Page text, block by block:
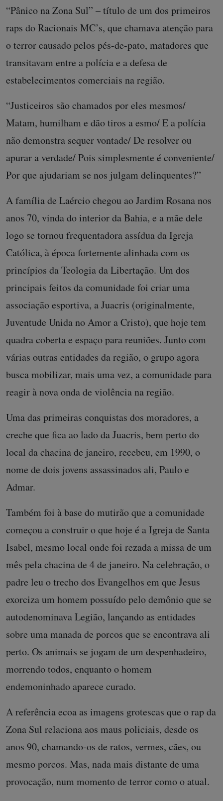
“Pânico na Zona Sul” – título de um dos primeiros
raps do Racionais MC’s, que chamava atenção para
o terror causado pelos pés-de-pato, matadores que
transitavam entre a polícia e a defesa de
estabelecimentos comerciais na região.
“Justiceiros são chamados por eles mesmos/
Matam, humilham e dão tiros a esmo/ E a polícia
não demonstra sequer vontade/ De resolver ou
apurar a verdade/ Pois simplesmente é conveniente/
Por que ajudariam se nos julgam delinquentes?”
A família de Laércio chegou ao Jardim Rosana nos
anos 70, vinda do interior da Bahia, e a mãe dele
logo se tornou frequentadora assídua da Igreja
Católica, à época fortemente alinhada com os
princípios da Teologia da Libertação. Um dos
principais feitos da comunidade foi criar uma
associação esportiva, a Juacris (originalmente,
Juventude Unida no Amor a Cristo), que hoje tem
quadra coberta e espaço para reuniões. Junto com
várias outras entidades da região, o grupo agora
busca mobilizar, mais uma vez, a comunidade para
reagir à nova onda de violência na região.
Uma das primeiras conquistas dos moradores, a
creche que fica ao lado da Juacris, bem perto do
local da chacina de janeiro, recebeu, em 1990, o
nome de dois jovens assassinados ali, Paulo e
Admar.
Também foi à base do mutirão que a comunidade
começou a construir o que hoje é a Igreja de Santa
Isabel, mesmo local onde foi rezada a missa de um
mês pela chacina de 4 de janeiro. Na celebração, o
padre leu o trecho dos Evangelhos em que Jesus
exorciza um homem possuído pelo demônio que se
autodenominava Legião, lançando as entidades
sobre uma manada de porcos que se encontrava ali
perto. Os animais se jogam de um despenhadeiro,
morrendo todos, enquanto o homem
endemoninhado aparece curado.
A referência ecoa as imagens grotescas que o rap da
Zona Sul relaciona aos maus policiais, desde os
anos 90, chamando-os de ratos, vermes, cães, ou
mesmo porcos. Mas, nada mais distante de uma
provocação, num momento de terror como o atual.